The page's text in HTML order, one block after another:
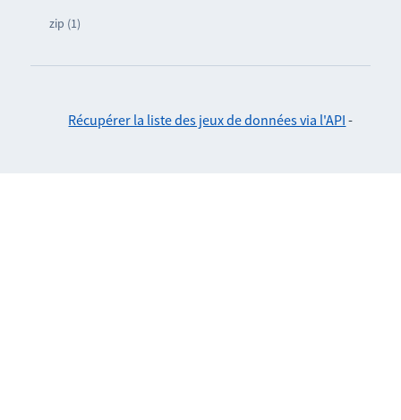
zip (1)
Récupérer la liste des jeux de données via l'API -